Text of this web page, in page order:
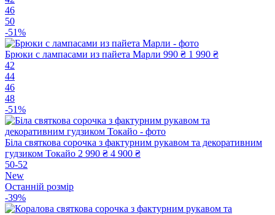
46
50
-51%
Брюки с лампасами из пайета Марли 990 ₴ 1 990 ₴
42
44
46
48
-51%
Біла святкова сорочка з фактурним рукавом та декоративним
гудзиком Токайо 2 990 ₴ 4 900 ₴
50-52
New
Останній розмір
-39%